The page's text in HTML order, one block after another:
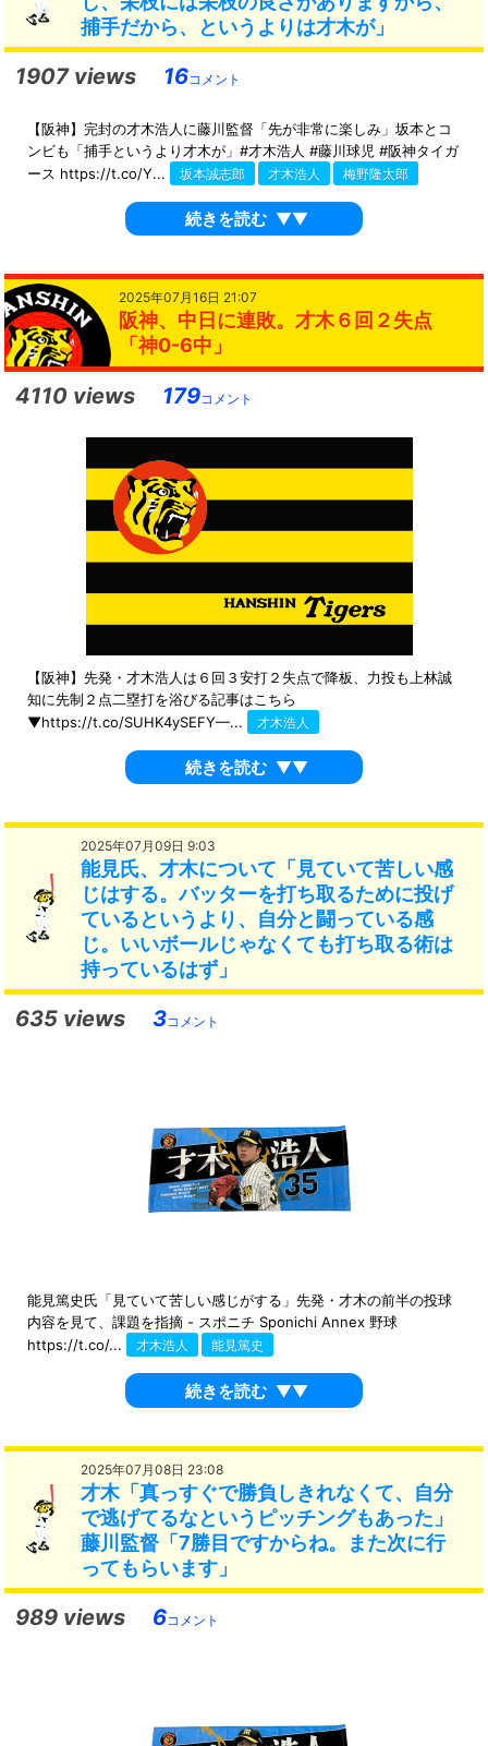
捕手だから、というよりは才木が」
1907 views 16コメント
【阪神】完封の才木浩人に藤川監督「先が非常に楽しみ」坂本とコ
ンビも「捕手というより才木が」#才木浩人 #藤川球児 #阪神タイガ
ース https://t.co/Y...
坂本誠志郎 才木浩人 梅野隆太郎
続きを読む ▼▼
2025年07月16日 21:07
阪神、中日に連敗。才木６回２失点
「神0-6中」
4110 views 179コメント
【阪神】先発・才木浩人は６回３安打２失点で降板、力投も上林誠
知に先制２点二塁打を浴びる記事はこちら
▼https://t.co/SUHK4ySEFY—...
才木浩人
続きを読む ▼▼
2025年07月09日 9:03
能見氏、才木について「見ていて苦しい感
じはする。バッターを打ち取るために投げ
ているというより、自分と闘っている感
じ。いいボールじゃなくても打ち取る術は
持っているはず」
635 views 3コメント
能見篤史氏「見ていて苦しい感じがする」先発・才木の前半の投球
内容を見て、課題を指摘 - スポニチ Sponichi Annex 野球
https://t.co/...
才木浩人 能見篤史
続きを読む ▼▼
2025年07月08日 23:08
才木「真っすぐで勝負しきれなくて、自分
で逃げてるなというピッチングもあった」
藤川監督「7勝目ですからね。また次に行
ってもらいます」
989 views 6コメント